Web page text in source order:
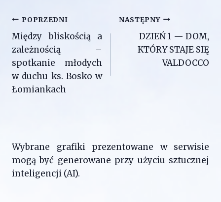
Nawigacja
wpisu
POPRZEDNI
Między bliskością a
zależnością –
spotkanie młodych
w duchu ks. Bosko w
Łomiankach
NASTĘPNY
DZIEŃ 1 — DOM,
KTÓRY STAJE SIĘ
VALDOCCO
Wybrane grafiki prezentowane w serwisie
mogą być generowane przy użyciu sztucznej
inteligencji (AI).